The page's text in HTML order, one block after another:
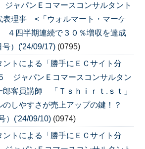
ャパンＥコマースコンサルタント
理事 <「ウォルマート・マーケ
４四半期連続で３０％増収を達成
号）('24/09/17) (0795)
ントによる「勝手にＥＣサイト分
ジャパンＥコマースコンサルタン
客員講師 「Ｔｓｈｉｒｔ.ｓｔ」
のしやすさが売上アップの鍵！？
）('24/09/10) (0974)
ントによる「勝手にＥＣサイト分